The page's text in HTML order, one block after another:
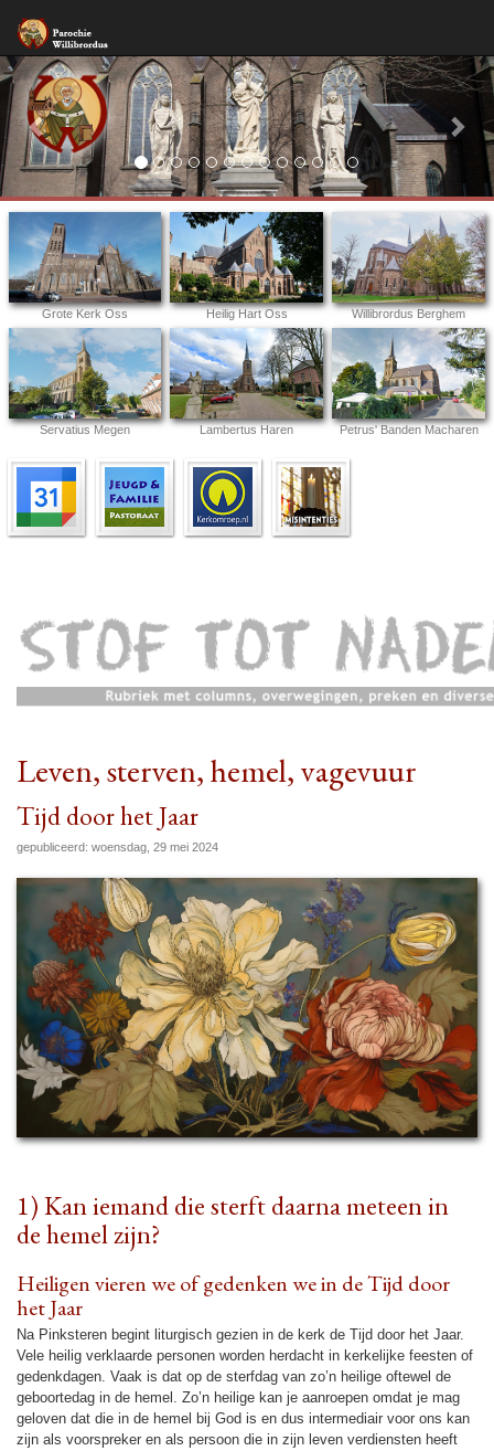
Previous
Grote Kerk Oss Heilig Hart Oss Willibrordus Berghem
Servatius Megen Lambertus Haren Petrus' Banden Macharen
Leven, sterven, hemel, vagevuur
Tijd door het Jaar
gepubliceerd: woensdag, 29 mei 2024
1) Kan iemand die sterft daarna meteen in
de hemel zijn?
Heiligen vieren we of gedenken we in de Tijd door
het Jaar
Na Pink­ste­ren begint litur­gisch gezien in de kerk de Tijd door het Jaar.
Vele heilig verklaarde personen wor­den her­dacht in ker­ke­lijke feesten of
gedenk­da­gen. Vaak is dat op de sterf­dag van zo’n heilige oftewel de
geboorte­dag in de hemel. Zo’n heilige kan je aan­roe­pen omdat je mag
geloven dat die in de hemel bij God is en dus in­ter­me­diair voor ons kan
zijn als voor­spre­ker en als persoon die in zijn leven ver­diensten heeft